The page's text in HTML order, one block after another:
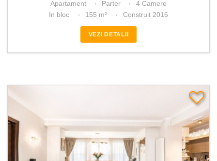
Apartament Parter
4 Camere
In bloc
155 m² Construit 2016
VEZI DETALII